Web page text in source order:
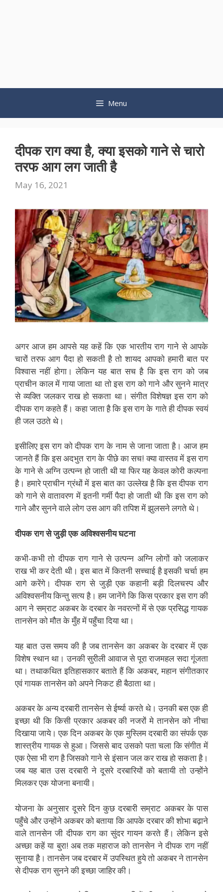
Menu
दीपक राग क्या है, क्या इसको गाने से चारो
तरफ आग लग जाती है
May 16, 2021
अगर आज हम आपसे यह कहें कि एक भारतीय राग गाने से आपके
चारों तरफ आग पैदा हो सकती है़ तो शायद आपको हमारी बात पर
विश्वास नहीं होगा। लेकिन यह बात सच है़ कि इस राग को जब
प्राचीन काल में गाया जाता था तो इस राग को गाने और सुनने मात्र
से व्यक्ति जलकर राख हो सकता था। संगीत विशेषज्ञ इस राग को
दीपक राग कहते हैं। कहा जाता है़ कि इस राग के गाते ही दीपक स्वयं
ही जल उठते थे।
इसीलिए इस राग को दीपक राग के नाम से जाना जाता है़। आज हम
जानते हैं कि इस अदभुत राग के पीछे का सच! क्या वास्तव में इस राग
के गाने से अग्नि उत्पन्न हो जाती थी या फिर यह केवल कोरी कल्पना
है़। हमारे प्राचीन ग्रंथों में इस बात का उल्लेख है़ कि इस दीपक राग
को गाने से वातावरण में इतनी गर्मी पैदा हो जाती थी कि इस राग को
गाने और सुनने वाले लोग उस आग की तपिश में झुलसने लगते थे।
दीपक राग से जुड़ी एक अविश्वसनीय घटना
कभी-कभी तो दीपक राग गाने से उत्पन्न अग्नि लोगों को जलाकर
राख भी कर देती थी। इस बात में कितनी सच्चाई है़ इसकी चर्चा हम
आगे करेंगे। दीपक राग से जुड़ी एक कहानी बड़ी दिलचस्प और
अविश्वसनीय किन्तु सत्य है़। हम जानेंगे कि किस प्रकार इस राग की
आग ने सम्राट अकबर के दरबार के नवरत्नों में से एक प्रसिद्ध गायक
तानसेन को मौत के मुँह में पहुँचा दिया था।
यह बात उस समय की है़ जब तानसेन का अकबर के दरबार में एक
विशेष स्थान था। उनकी सुरीली आवाज से पूरा राजमहल सदा गूंजता
था। तथाकथित इतिहासकार बताते हैं कि अकबर, महान संगीतकार
एवं गायक तानसेन को अपने निकट ही बैठाता था।
अकबर के अन्य दरबारी तानसेन से ईर्ष्या करते थे। उनकी बस एक ही
इच्छा थी कि किसी प्रकार अकबर की नजरों मे तानसेन को नीचा
दिखाया जाये। एक दिन अकबर के एक मुस्लिम दरबारी का संपर्क एक
शास्त्रीय गायक से हुआ। जिससे बाद उसको पता चला कि संगीत में
एक ऐसा भी राग है़ जिसको गाने से इंसान जल कर राख हो सकता है़।
जब यह बात उस दरबारी ने दूसरे दरबारियों को बतायी तो उन्होंने
मिलकर एक योजना बनायी।
योजना के अनुसार दूसरे दिन कुछ दरबारी सम्राट अकबर के पास
पहुँचे और उन्होंने अकबर को बताया कि आपके दरबार की शोभा बढ़ाने
वाले तानसेन जी दीपक राग का सुंदर गायन करते हैं। लेकिन इसे
अच्छा कहें या बुरा! अब तक महाराज को तानसेन ने दीपक राग नहीं
सुनाया है़। तानसेन जब दरबार में उपस्थित हुये तो अकबर ने तानसेन
से दीपक राग सुनने की इच्छा जाहिर की।